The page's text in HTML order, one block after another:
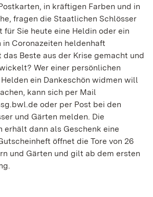
in kräftigen Farben und in
fragen die Staatlichen Schlösser
für Sie heute eine Heldin oder ein
in Coronazeiten heldenhaft
das Beste aus der Krise gemacht und
Wer einer persönlichen
ein Dankeschön widmen will
kann sich per Mail
oder per Post bei den
und Gärten melden. Die
erhält dann als Geschenk eine
öffnet die Tore von 26
und Gärten und gilt ab dem ersten